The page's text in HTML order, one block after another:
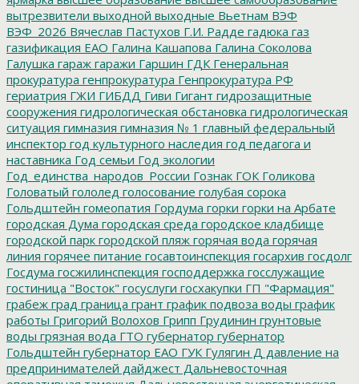
вытрезвители выходной выходные Вьетнам ВЭФ
ВЭФ_2026 Вячеслав Пастухов Г.И. Радде гадюка газ
газификация ЕАО Галина Кашапова Галина Соколова
Галушка гараж гаражи Гаршин ГДК Генеральная
прокуратура генпрокуратура Генпрокуратура РФ
гериатрия ГЖИ ГИБДД Гиви Гигант гидрозащитные
сооружения гидрологическая обстановка гидрологическая
ситуация гимназия гимназия № 1 главный федеральный
инспектор год культурного наследия год педагога и
наставника Год семьи Год экологии
Год_единства_народов_России Гознак ГОК Голикова
Головатый гололед голосование голубая сорока
Гольдштейн гомеопатия Гордума горки горки на Арбате
городская Дума городская среда городское кладбище
городской парк городской пляж горячая вода горячая
линия горячее питание госавтоинспекция госархив госдолг
Госдума госжилинспекция господдержка госслужащие
гостиница "Восток" госуслуги госхакупки ГП "Фармация"
грабеж град граница грант график подвоза воды график
работы Григорий Волохов Грипп Грудинин грунтовые
воды грязная вода ГТО губернатор губернатор
Гольдштейн губернатор ЕАО ГУК Гулягин Д давление на
предпринимателей дайджест Дальневосточная